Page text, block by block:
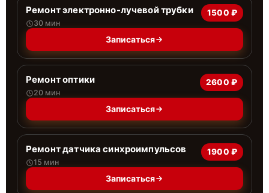
Ремонт электронно-лучевой трубки
30 мин
1500 ₽
Записаться
Ремонт оптики
20 мин
2600 ₽
Записаться
Ремонт датчика синхроимпульсов
15 мин
1900 ₽
Записаться